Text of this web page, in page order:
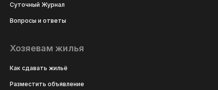
Суточный Журнал
Вопросы и ответы
Хозяевам жилья
Как сдавать жильё
Разместить объявление